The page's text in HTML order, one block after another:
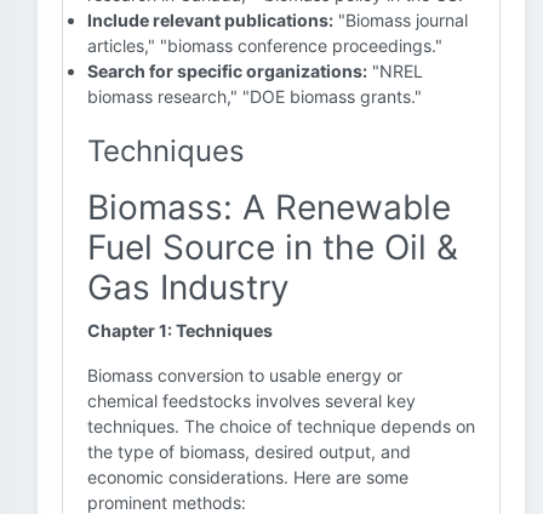
Include relevant publications: "Biomass journal
articles," "biomass conference proceedings."
Search for specific organizations: "NREL
biomass research," "DOE biomass grants."
Techniques
Biomass: A Renewable
Fuel Source in the Oil &
Gas Industry
Chapter 1: Techniques
Biomass conversion to usable energy or
chemical feedstocks involves several key
techniques. The choice of technique depends on
the type of biomass, desired output, and
economic considerations. Here are some
prominent methods: